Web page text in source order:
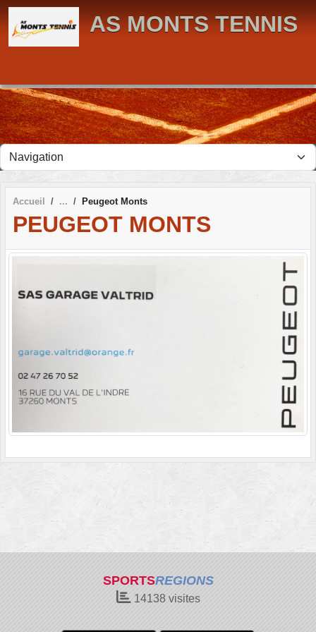
AS MONTS TENNIS
Accueil Peugeot Monts
PEUGEOT MONTS
SPORTSREGIONS
14138visites
Panneau de gestion des cookies